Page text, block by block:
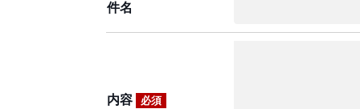
件名
内容 必須